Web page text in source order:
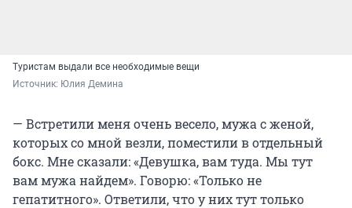
Туристам выдали все необходимые вещи
Источник: Юлия Демина
— Встретили меня очень весело, мужа с женой,
которых со мной везли, поместили в отдельный
бокс. Мне сказали: «Девушка, вам туда. Мы тут
вам мужа найдем». Говорю: «Только не
гепатитного». Ответили, что у них тут только